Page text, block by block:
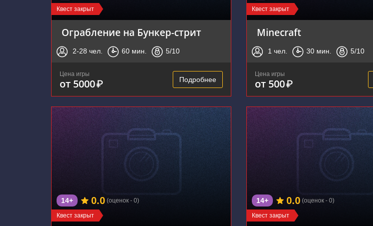
Квест закрыт
Ограбление на Бункер-стрит
2-28 чел. 60 мин. 5/10
Цена игры
от 5000₽ Подробнее
Квест закрыт
Minecraft
1 чел. 30 мин. 5/10
Цена игры
от 500₽
Квест закрыт
14+ 0.0 (оценок - 0)
Квест закрыт
14+ 0.0 (оценок - 0)